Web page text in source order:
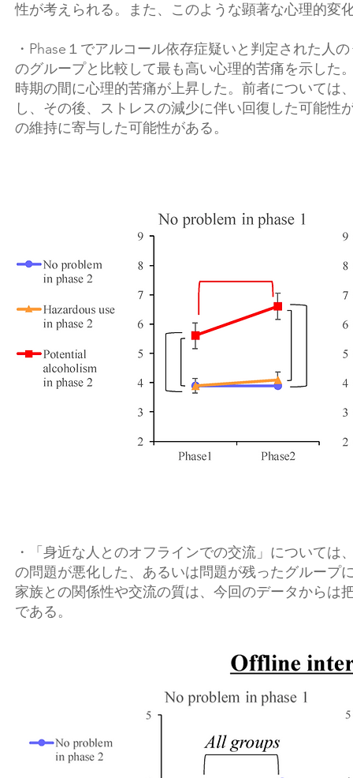
性が考えられる。また、このような顕著な心理的変
・Phase１でアルコール依存症疑いと判定された人
のグループと比較して最も高い心理的苦痛を示した
時期の間に心理的苦痛が上昇した。前者については
し、その後、ストレスの減少に伴い回復した可能
の維持に寄与した可能性がある。
・「身近な人とのオフラインでの交流」について
の問題が悪化した、あるいは問題が残ったグループ
家族との関係性や交流の質は、今回のデータからは
である。